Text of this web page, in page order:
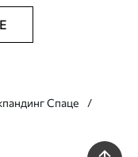
Спаце